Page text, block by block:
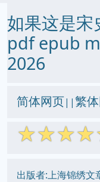
如果这是宋
pdf epub
2026
简体网页||繁
☆☆☆☆
出版者:上海锦绣文